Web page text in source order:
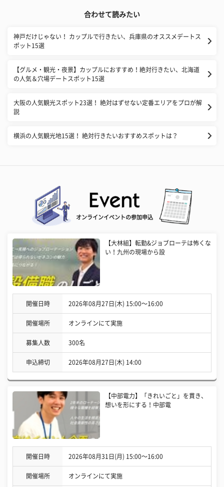
合わせて読みたい
神戸だけじゃない！ カップルで行きたい、兵庫県のオススメデートス
ポット15選
【グルメ・観光・夜景】カップルにおすすめ！絶対行きたい、北海道
の人気＆穴場デートスポット15選
大阪の人気観光スポット23選！ 絶対はずせない定番エリアをプロが解
説
横浜の人気観光地15選！ 絶対行きたいおすすめスポットは？
オンラインイベントの参加申込
【大林組】転勤&ジョブローテは怖くな
い！九州の現場から設
開催日時 2026年08月27日(木) 15:00〜16:00
開催場所 オンラインにて実施
募集人数 300名
申込締切 2026年08月27日(木) 14:00
【中部電力】「きれいごと」を貫き、
想いを形にする！中部電
開催日時 2026年08月31日(月) 15:00〜16:00
開催場所 オンラインにて実施